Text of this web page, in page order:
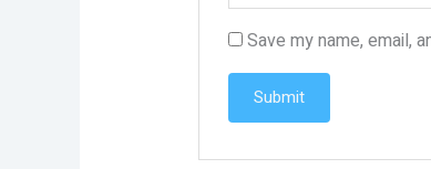
Save my name, email,